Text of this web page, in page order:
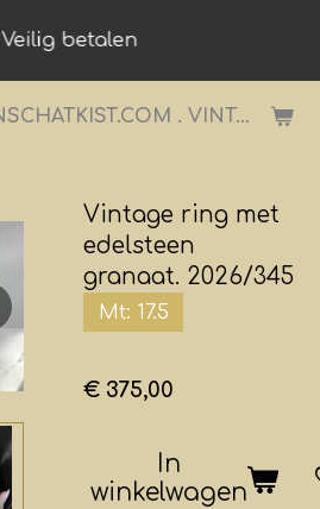
GOUDENSCHATKIST.COM . VINTAGE JUWELIER.
Veilig betalen
Vintage ring met
edelsteen
granaat. 2026/345
Mt: 17.5
€ 375,00
In
winkelwagen